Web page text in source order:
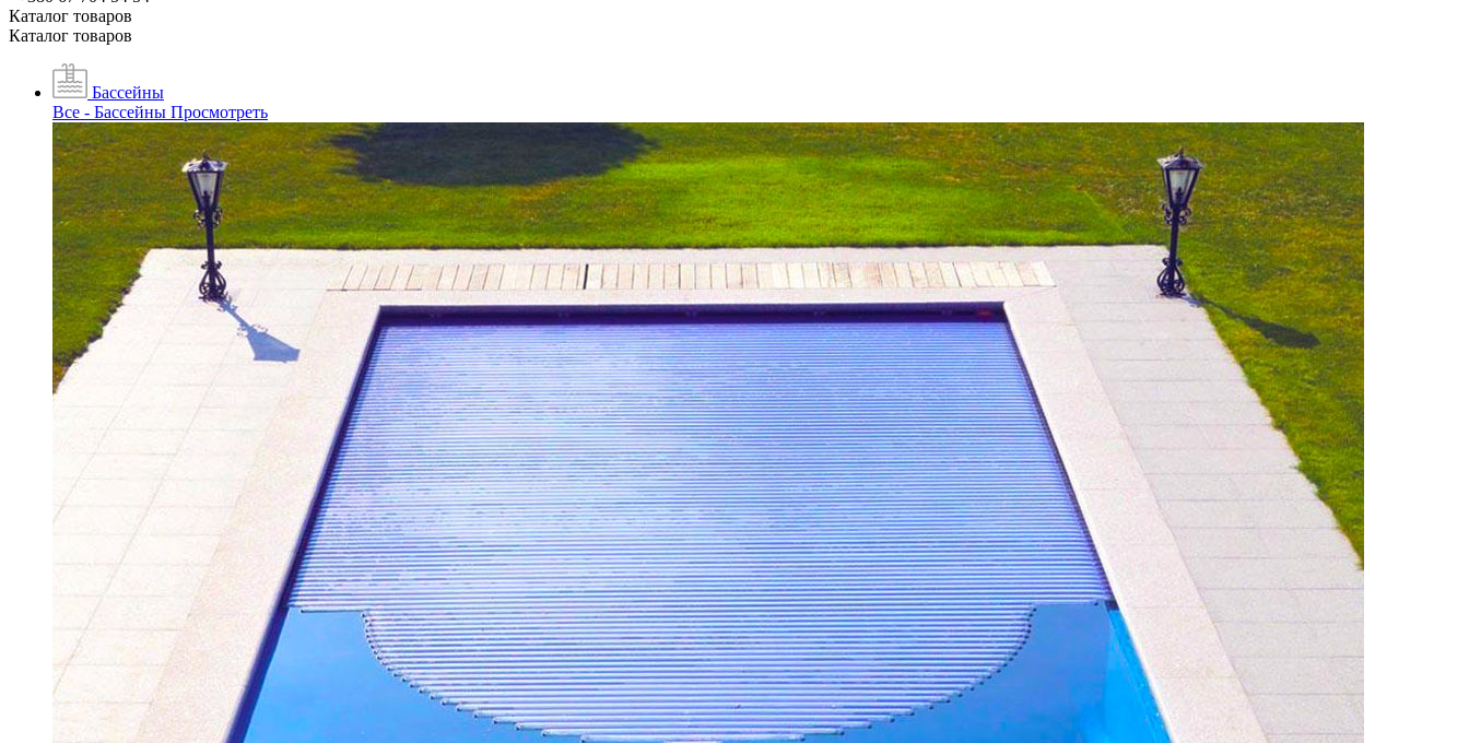
Каталог товаров
Каталог товаров
Бассейны
Все - Бассейны Просмотреть